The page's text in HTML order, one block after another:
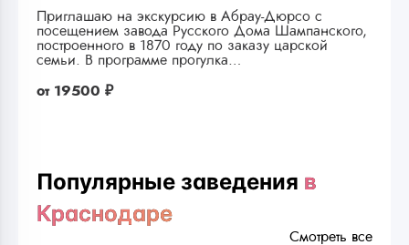
Приглашаю на экскурсию в Абрау-Дюрсо с
посещением завода Русского Дома Шампанского,
построенного в 1870 году по заказу царской
семьи. В программе прогулка…
от 19500 ₽
Популярные заведения в
Краснодаре
Смотреть все